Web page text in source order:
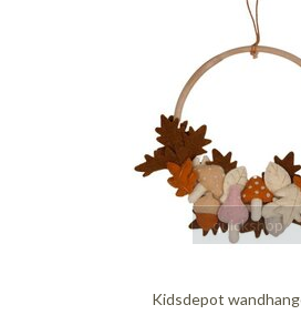
quickshop
Kidsdepot